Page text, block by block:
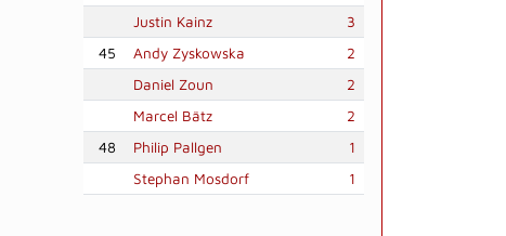
Justin Kainz
3
45
Andy Zyskowska
2
Daniel Zoun
2
Marcel Bätz
2
48
Philip Pallgen
1
Stephan Mosdorf
1